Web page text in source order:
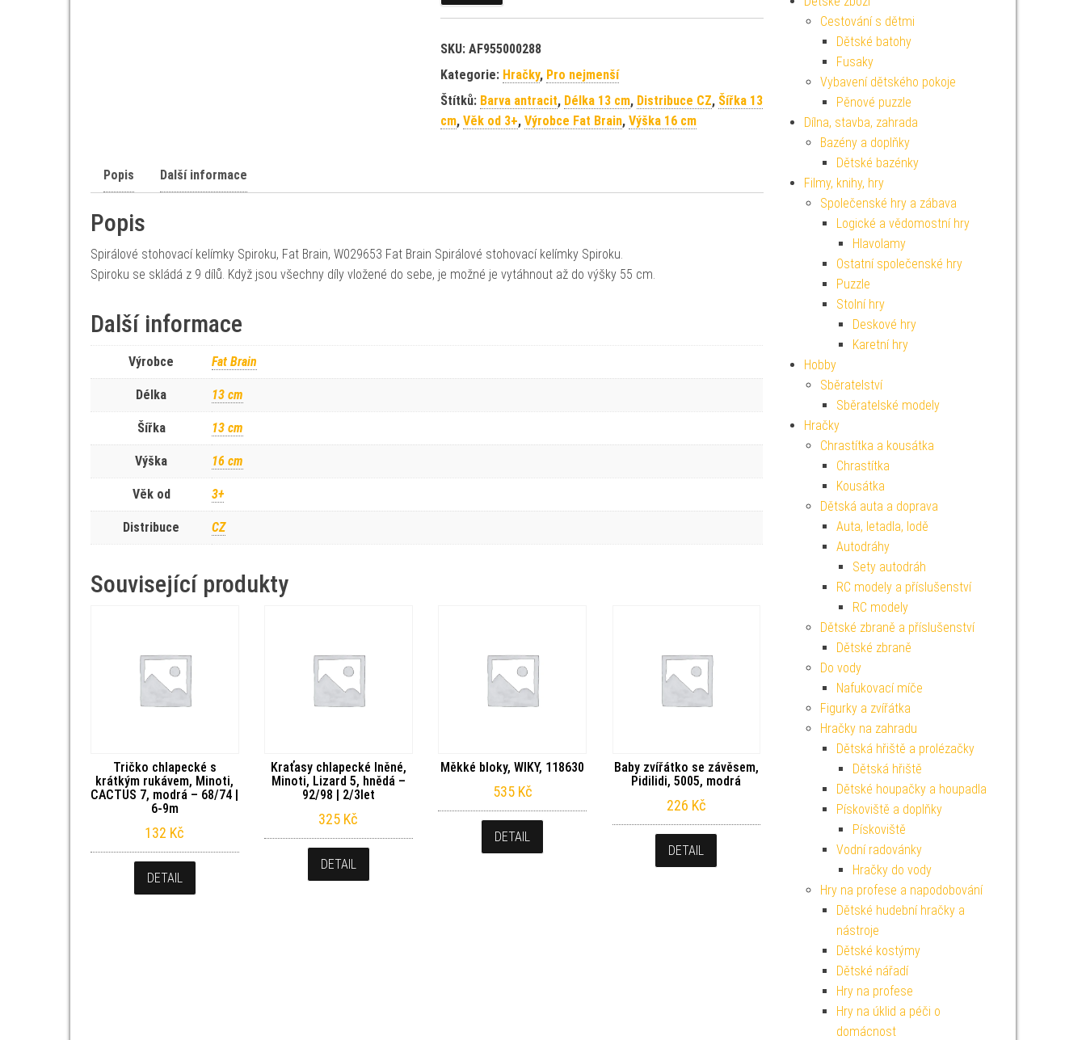
SKU: AF955000288
Kategorie: Hračky, Pro nejmenší
Štítků: Barva antracit, Délka 13 cm, Distribuce CZ, Šířka 13
cm, Věk od 3+, Výrobce Fat Brain, Výška 16 cm
Popis Další informace
Popis
Spirálové stohovací kelímky Spiroku, Fat Brain, W029653 Fat Brain Spirálové stohovací kelímky Spiroku.
Spiroku se skládá z 9 dílů. Když jsou všechny díly vložené do sebe, je možné je vytáhnout až do výšky 55 cm.
Další informace
Výrobce Fat Brain
Délka 13 cm
Šířka 13 cm
Výška 16 cm
Věk od 3+
Distribuce CZ
Související produkty
Tričko chlapecké s
krátkým rukávem, Minoti,
CACTUS 7, modrá – 68/74 |
6-9m
132 Kč
DETAIL
Kraťasy chlapecké lněné,
Minoti, Lizard 5, hnědá –
92/98 | 2/3let
325 Kč
DETAIL
Měkké bloky, WIKY, 118630
535 Kč
DETAIL
Baby zvířátko se závěsem,
Pidilidi, 5005, modrá
226 Kč
DETAIL
Cestování s dětmi
Dětské batohy
Fusaky
Vybavení dětského pokoje
Pěnové puzzle
Dílna, stavba, zahrada
Bazény a doplňky
Dětské bazénky
Filmy, knihy, hry
Společenské hry a zábava
Logické a vědomostní hry
Hlavolamy
Ostatní společenské hry
Puzzle
Stolní hry
Deskové hry
Karetní hry
Hobby
Sběratelství
Sběratelské modely
Hračky
Chrastítka a kousátka
Chrastítka
Kousátka
Dětská auta a doprava
Auta, letadla, lodě
Autodráhy
Sety autodráh
RC modely a příslušenství
RC modely
Dětské zbraně a příslušenství
Dětské zbraně
Do vody
Nafukovací míče
Figurky a zvířátka
Hračky na zahradu
Dětská hřiště a prolézačky
Dětská hřiště
Dětské houpačky a houpadla
Pískoviště a doplňky
Pískoviště
Vodní radovánky
Hračky do vody
Hry na profese a napodobování
Dětské hudební hračky a
nástroje
Dětské kostýmy
Dětské nářadí
Hry na profese
Hry na úklid a péči o
domácnost